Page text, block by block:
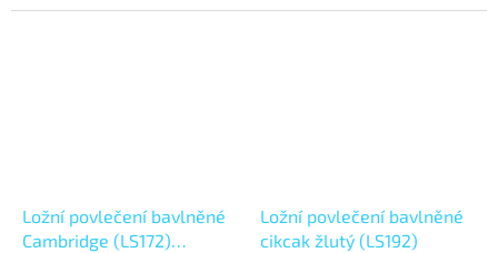
Ložní povlečení bavlněné
Cambridge (LS172)
Ložní povlečení bavlněné
cikcak žlutý (LS192)